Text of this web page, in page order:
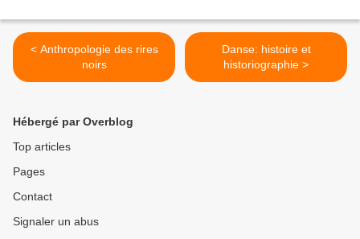
< Anthropologie des rires
noirs
Danse: histoire et
historiographie >
Hébergé par Overblog
Top articles
Pages
Contact
Signaler un abus